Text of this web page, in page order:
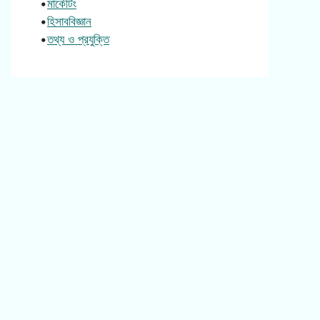
•মার্কেটিং
•হিসাববিজ্ঞান
•তথ্য ও প্রযুক্তি